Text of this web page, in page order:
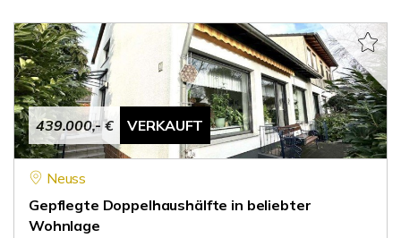
439.000,- € VERKAUFT
Neuss
Gepflegte Doppelhaushälfte in beliebter
Wohnlage